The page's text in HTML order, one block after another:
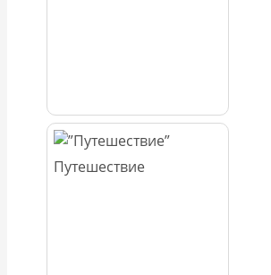
Путешествие